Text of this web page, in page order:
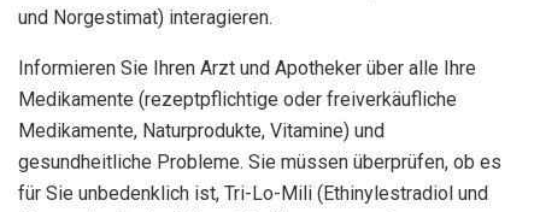
und Norgestimat) interagieren.
Informieren Sie Ihren Arzt und Apotheker über alle Ihre
Medikamente (rezeptpflichtige oder freiverkäufliche
Medikamente, Naturprodukte, Vitamine) und
gesundheitliche Probleme. Sie müssen überprüfen, ob es
für Sie unbedenklich ist, Tri-Lo-Mili (Ethinylestradiol und